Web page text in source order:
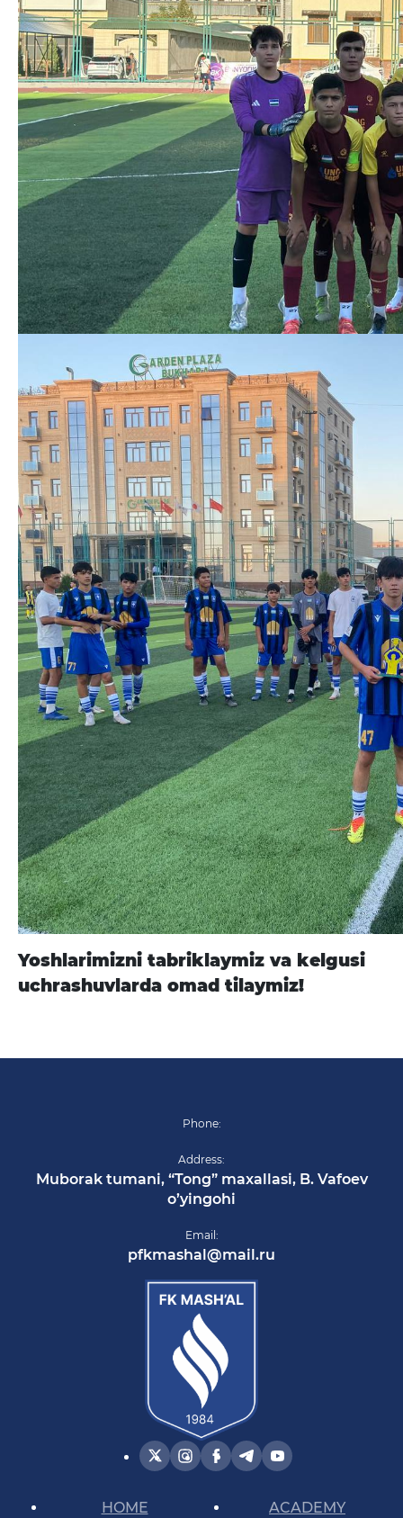
Yoshlarimizni tabriklaymiz va kelgusi
uchrashuvlarda omad tilaymiz!
Phone:
Address:
Muborak tumani, “Tong” maxallasi, B. Vafoev
o’yingohi
Email:
pfkmashal@mail.ru
HOME ACADEMY